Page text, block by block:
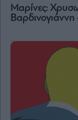
Μαρίνες:
Βαρδινογιάννη